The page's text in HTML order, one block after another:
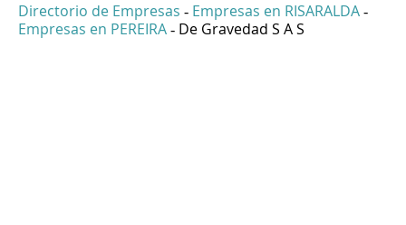
Directorio de Empresas - Empresas en RISARALDA -
Empresas en PEREIRA - De Gravedad S A S